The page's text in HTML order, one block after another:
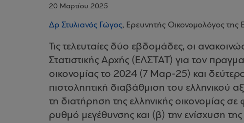
20 Μαρτίου 2025
Δρ Στυλιανός Γώγος, Ερευνητής Οικονομολόγος της
Τις τελευταίες δύο εβδομάδες, οι
Στατιστικής Αρχής (ΕΛΣΤΑΤ) για τον
οικονομίας το 2024 (7 Μαρ-25) και
πιστοληπτική διαβάθμιση του ελληνικού
τη διατήρηση της ελληνικής οικονομίας
ρυθμό μεγέθυνσης και (β) την ενίσχυση της